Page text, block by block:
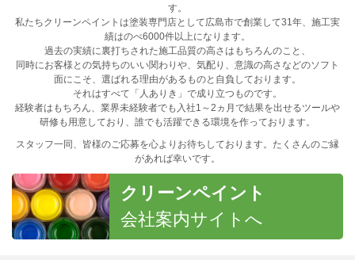
す。
私たちクリーンペイントは塗装専門店として広島市で創業して31年、施工実
績はのべ6000件以上になります。
過去の実績に裏打ちされた施工品質の高さはもちろんのこと、
同時にお客様との気持ちのいい関わりや、気配り、意識の高さなどのソフト
面にこそ、選ばれる理由があるものと自負しております。
それはすべて「人ありき」で成り立つものです。
経験者はもちろん、業界未経験者でも入社1～2ヵ月で結果を出せるツールや
研修も用意しており、誰でも活躍できる環境を作っております。
スタッフ一同、皆様のご応募を心よりお待ちしております。たくさんのご縁
があれば幸いです。
クリーンペイント
会社案内サイトへ